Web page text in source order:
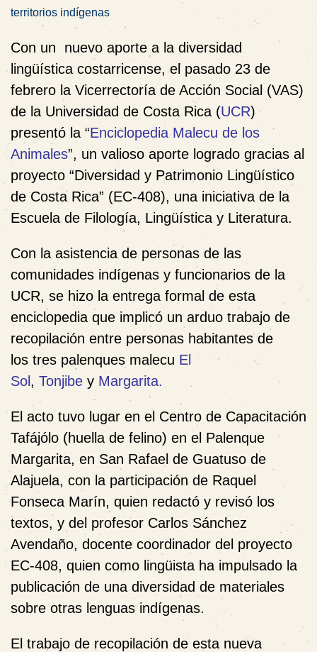
territorios indígenas
Con un nuevo aporte a la diversidad
lingüística costarricense, el pasado 23 de
febrero la Vicerrectoría de Acción Social (VAS)
de la Universidad de Costa Rica (UCR)
presentó la “Enciclopedia Malecu de los
Animales”, un valioso aporte logrado gracias al
proyecto “Diversidad y Patrimonio Lingüístico
de Costa Rica” (EC-408), una iniciativa de la
Escuela de Filología, Lingüística y Literatura.
Con la asistencia de personas de las
comunidades indígenas y funcionarios de la
UCR, se hizo la entrega formal de esta
enciclopedia que implicó un arduo trabajo de
recopilación entre personas habitantes de
los tres palenques malecu El
Sol , Tonjibe y Margarita.
El acto tuvo lugar en el Centro de Capacitación
Tafájólo (huella de felino) en el Palenque
Margarita, en San Rafael de Guatuso de
Alajuela, con la participación de Raquel
Fonseca Marín, quien redactó y revisó los
textos, y del profesor Carlos Sánchez
Avendaño, docente coordinador del proyecto
EC-408, quien como lingüista ha impulsado la
publicación de una diversidad de materiales
sobre otras lenguas indígenas.
El trabajo de recopilación de esta nueva